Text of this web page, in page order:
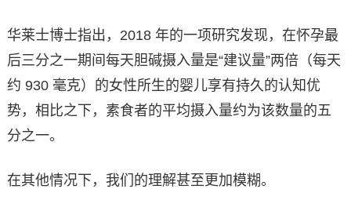
华莱士博士指出，2018 年的一项研究发现，在怀孕最
后三分之一期间每天胆碱摄入量是“建议量”两倍（每天
约 930 毫克）的女性所生的婴儿享有持久的认知优
势，相比之下，素食者的平均摄入量约为该数量的五
分之一。
在其他情况下，我们的理解甚至更加模糊。